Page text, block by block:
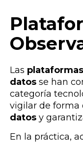
Las
datos se han
categoría
vigilar de forma
datos y
En la práctica,